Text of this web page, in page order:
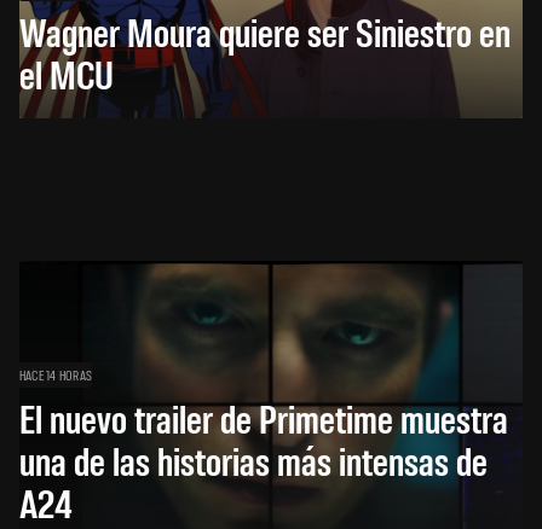
Wagner Moura quiere ser Siniestro en
el MCU
HACE 14 HORAS
El nuevo trailer de Primetime muestra
una de las historias más intensas de
A24